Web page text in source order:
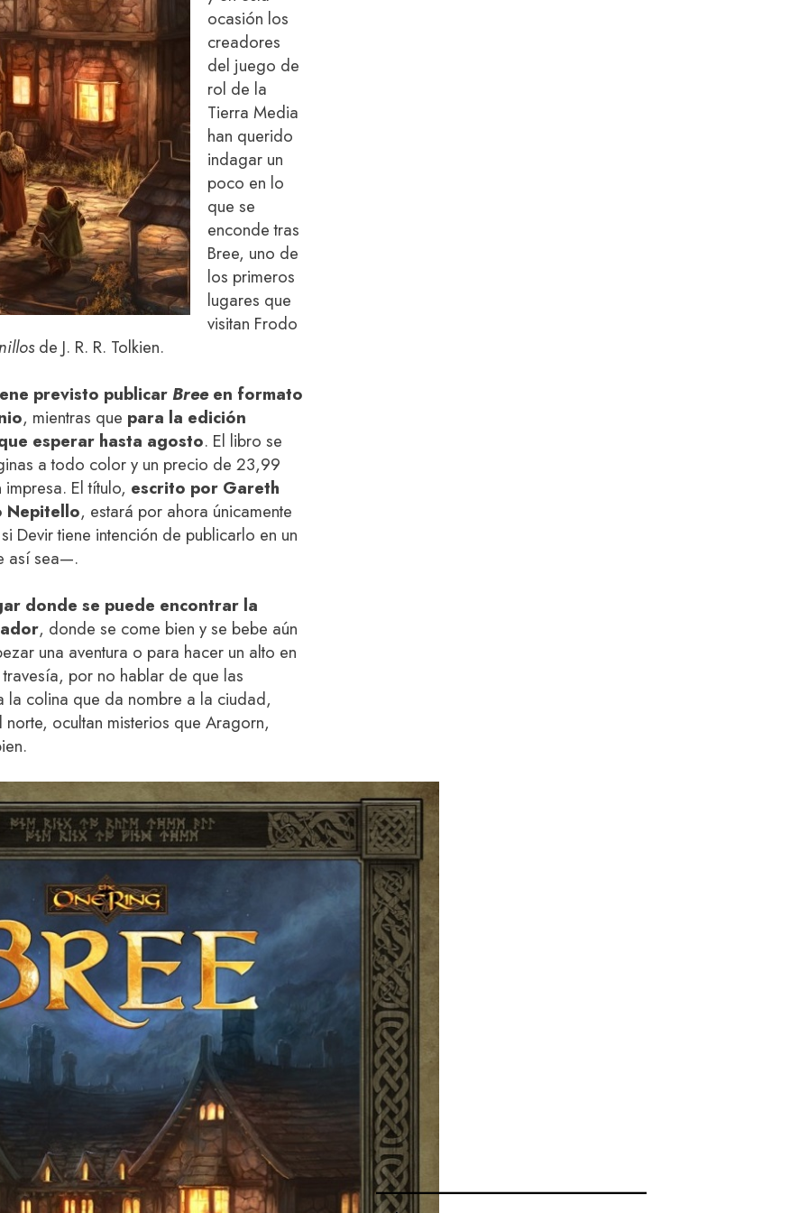
ocasión los
creadores
del juego de
rol de la
Tierra Media
han querido
indagar un
poco en lo
que se
enconde tras
Bree, uno de
los primeros
lugares que
visitan Frodo
de J. R. R. Tolkien.
previsto publicar Breeen formato
, mientras que para la edición
esperar hasta agosto. El libro se
a todo color y un precio de 23,99
El título, escrito por Gareth
Nepitello, estará por ahora únicamente
Devir tiene intención de publicarlo en un
así sea—.
donde se puede encontrar la
, donde se come bien y se bebe aún
una aventura o para hacer un alto en
por no hablar de que las
la colina que da nombre a la ciudad,
ocultan misterios que Aragorn,